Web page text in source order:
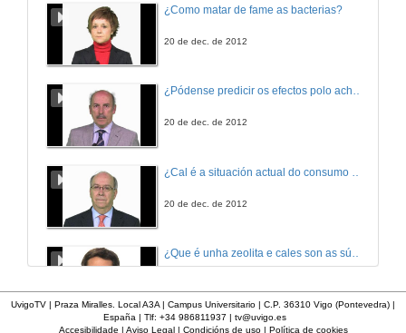
Hipófisis (Parte 1)
Hipófisis (Parte 2)
¿Como matar de fame as bacterias?
20 de dec. de 2012
¿Pódense predicir os efectos polo achegamento á Terra dos asteroides?
20 de dec. de 2012
20 de dec. de 2012
¿Que é unha zeolita e cales son as súas aplicacións?
UvigoTV | Praza Miralles. Local A3A | Campus Universitario | C.P. 36310 Vigo (Pontevedra) |
España | Tlf: +34 986811937 | tv@uvigo.es
Accesibilidade | Aviso Legal| Condicións de uso| Política de cookies